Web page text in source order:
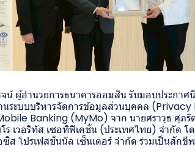
น์ ผู้อำนวยการธนาคารออมสิน รับมอบประกาศ
านระบบบริหารจัดการข้อมูลส่วนบุคคล
Banking (MyMo) จาก นายศราวุธ ศุภ
ร เวอริทัส เซอทิฟิเคชั่น (ประเทศไทย) จำกัด
ซิส โปรเฟสชั่นนัล เซ็นเตอร์ จำกัด ร่วมเป็นสักขี